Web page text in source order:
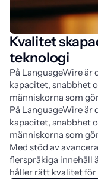
Kvalitet
teknologi
På LanguageWire
kapacitet, snabbhet
människorna som
På LanguageWire
kapacitet, snabbhet
människorna som
Med stöd av
flerspråkiga innehåll
håller rätt kvalitet för